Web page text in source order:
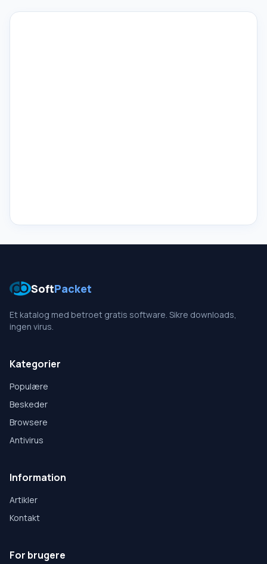
SoftPacket
Et katalog med betroet gratis software. Sikre downloads,
ingen virus.
Kategorier
Populære
Beskeder
Browsere
Antivirus
Information
Artikler
Kontakt
For brugere